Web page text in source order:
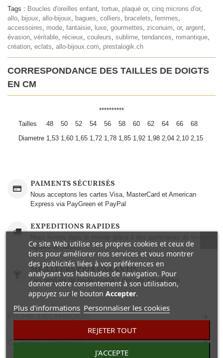
Tags : Boucles d'oreilles enfant, tortue, plaqué or, cinq microns d'or,
allo, bijoux, allo-bijoux, bagues, colliers, bracelets, femmes,
accessoires, mode, fantaisie, luxe, gourmettes, ziconuim, or, argent,
évasion, véritable, récieux, couleurs, sublime, tendances, romantique,
création, eclats, allo-bijoux.com, prestalogik.ch
CORRESPONDANCE DES TAILLES DE DOIGTS
EN CM
**********
Tailles
48 50 52 54 56 58 60 62 64 66
68
Diametre 1,53 1,60 1,65 1,72 1,78 1,85 1,92 1,98 2,04 2,10 2,15
PAIMENTS SÉCURISÉS
Nous acceptons les cartes Visa, MasterCard et American
Express via PayGreen et PayPal
EXPEDITIONS RAPIDES
rapides et fiables.
MEILLEURS PRIX GARANTIS
Des produits de haute qualité à des prix imbattables..
FICHE TECHNIQUE
COMENTAIRES(0)
Ce site Web utilise ses propres cookies et ceux de
tiers pour améliorer nos services et vous montrer
des publicités liées à vos préférences en
analysant vos habitudes de navigation. Pour
donner votre consentement à son utilisation,
appuyez sur le bouton Accepter.
Plus d'informations Personnaliser les cookies
REJETER TOUT
J'ACCEPTE